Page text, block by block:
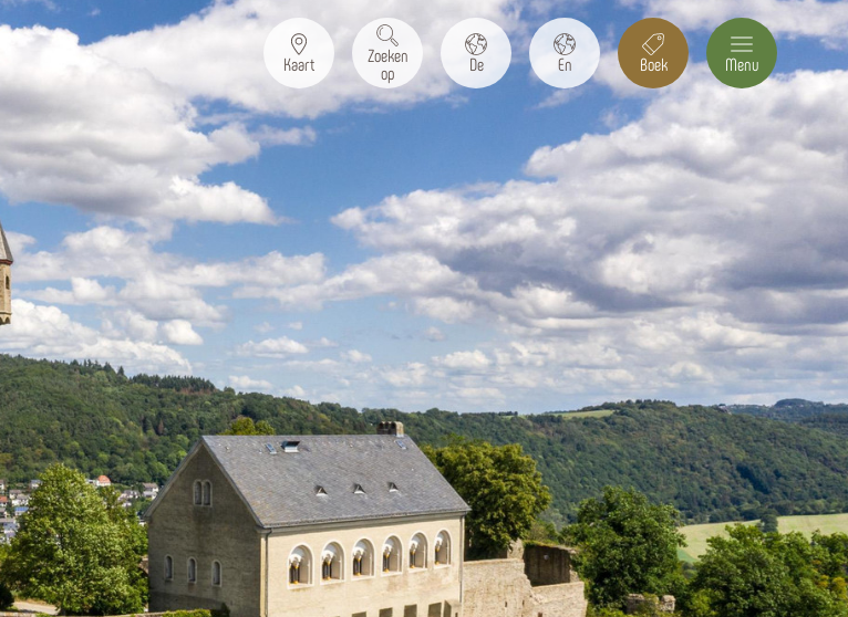
Kaart
Zoeken
op
De En Boek Menu